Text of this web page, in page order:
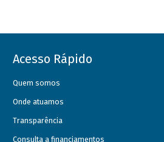
Acesso Rápido
Quem somos
Onde atuamos
Transparência
Consulta a financiamentos